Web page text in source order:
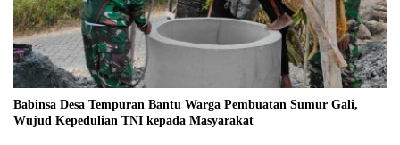
Babinsa Desa Tempuran Bantu Warga Pembuatan Sumur Gali,
Wujud Kepedulian TNI kepada Masyarakat